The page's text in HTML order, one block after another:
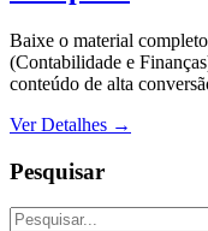
Baixe o material
(Contabilidade e
conteúdo de alta
Ver Detalhes →
Pesquisar